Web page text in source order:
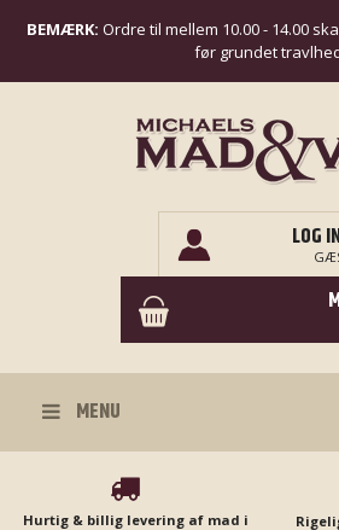
BEMÆRK: Ordre til mellem 10.00 - 14.00
før grundet
LOG
MENU
Hurtig & billig levering af mad i